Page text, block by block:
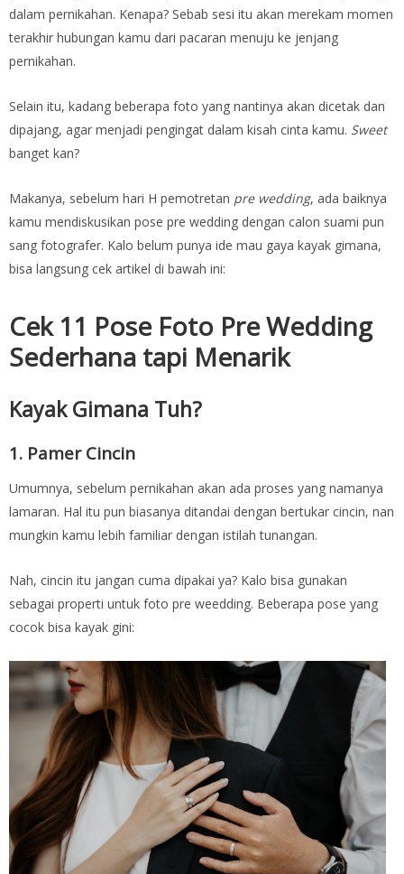
dalam pernikahan. Kenapa? Sebab sesi itu akan merekam momen
terakhir hubungan kamu dari pacaran menuju ke jenjang
pernikahan.
Selain itu, kadang beberapa foto yang nantinya akan dicetak dan
dipajang, agar menjadi pengingat dalam kisah cinta kamu. Sweet
banget kan?
Makanya, sebelum hari H pemotretan pre wedding, ada baiknya
kamu mendiskusikan pose pre wedding dengan calon suami pun
sang fotografer. Kalo belum punya ide mau gaya kayak gimana,
bisa langsung cek artikel di bawah ini:
Cek 11 Pose Foto Pre Wedding
Sederhana tapi Menarik
Kayak Gimana Tuh?
1. Pamer Cincin
Umumnya, sebelum pernikahan akan ada proses yang namanya
lamaran. Hal itu pun biasanya ditandai dengan bertukar cincin, nan
mungkin kamu lebih familiar dengan istilah tunangan.
Nah, cincin itu jangan cuma dipakai ya? Kalo bisa gunakan
sebagai properti untuk foto pre weedding. Beberapa pose yang
cocok bisa kayak gini: